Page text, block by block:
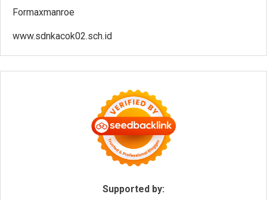
Formaxmanroe
www.sdnkacok02.sch.id
Supported by: